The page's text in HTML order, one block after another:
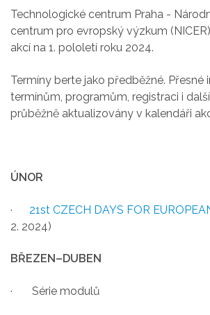
Technologické centrum Praha -
centrum pro evropský výzkum
akcí na 1. pololetí roku 2024.
Termíny berte jako předběžné. Přesné
termínům, programům, registraci i
průběžně aktualizovány v kalendáři
ÚNOR
· 21st CZECH DAYS FOR
2. 2024)
BŘEZEN–DUBEN
· Série modulů